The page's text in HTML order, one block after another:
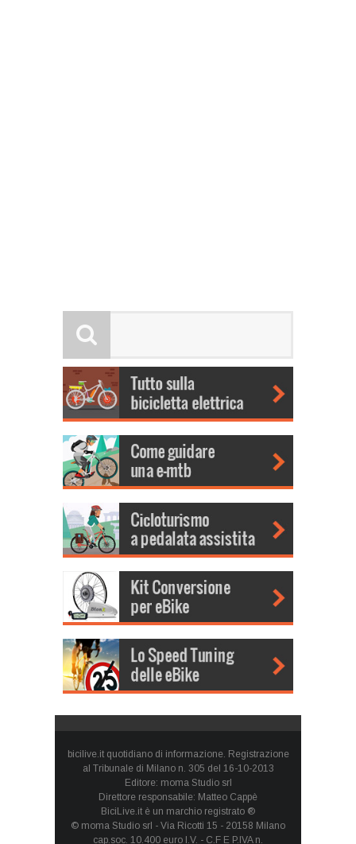
bicilive.it quotidiano di informazione. Registrazione
al Tribunale di Milano n. 305 del 16-10-2013
Editore: moma Studio srl
Direttore responsabile: Matteo Cappè
BiciLive.it è un marchio registrato ®
© moma Studio srl - Via Ricotti 15 - 20158 Milano
cap.soc. 10.400 euro I.V. - C.F E P.IVA n.